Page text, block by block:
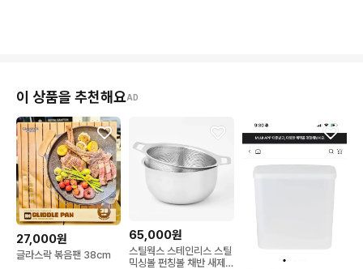
이 상품을 추천해요AD
27,000원
글라스락 볶음팬 38cm
65,000원
스틸웍스 스테인리스 스틸
믹싱볼 펀칭볼 채반 새제